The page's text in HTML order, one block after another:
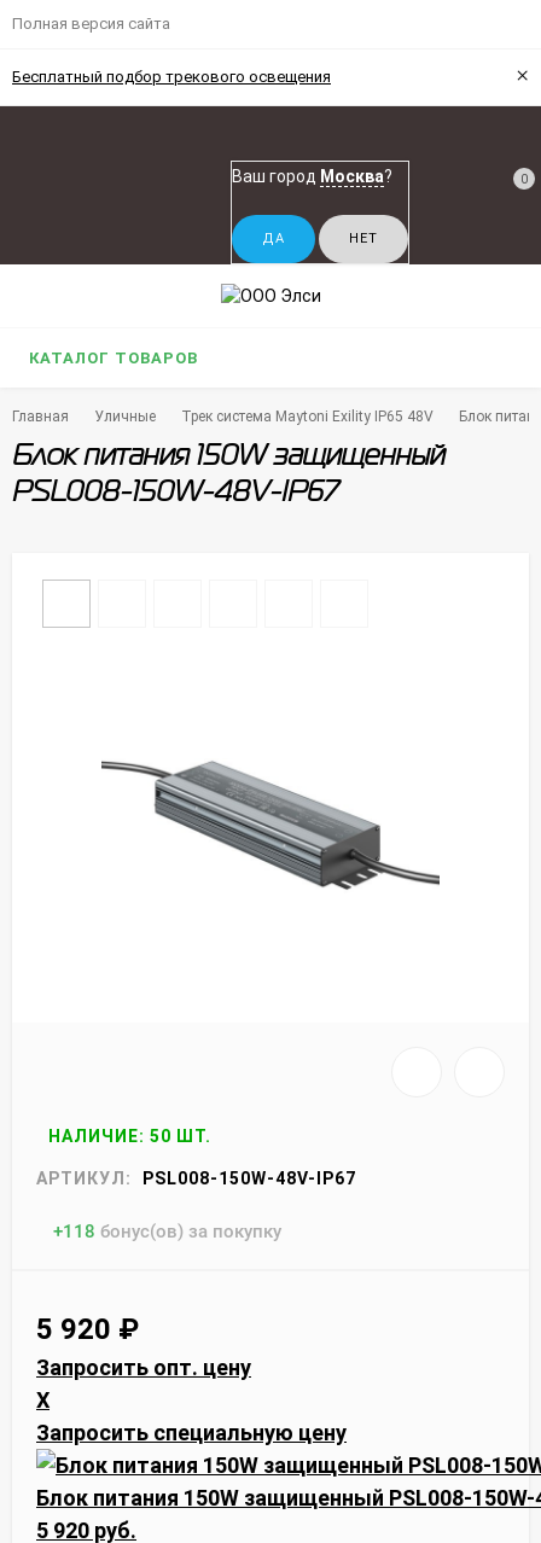
Полная версия сайта
Бесплатный подбор трекового освещения ×
Ваш город Москва? 0
КАТАЛОГ ТОВАРОВ
Главная Уличные Трек система Maytoni Exility IP65 48V Блок
Блок питания 150W защищенный
PSL008-150W-48V-IP67
НАЛИЧИЕ: 50 ШТ.
АРТИКУЛ: PSL008-150W-48V-IP67
+118 бонус(ов) за покупку
5 920 ₽
Запросить опт. цену
X
Запросить специальную цену
Блок питания 150W защищенный PSL008-150W-
5 920 руб.